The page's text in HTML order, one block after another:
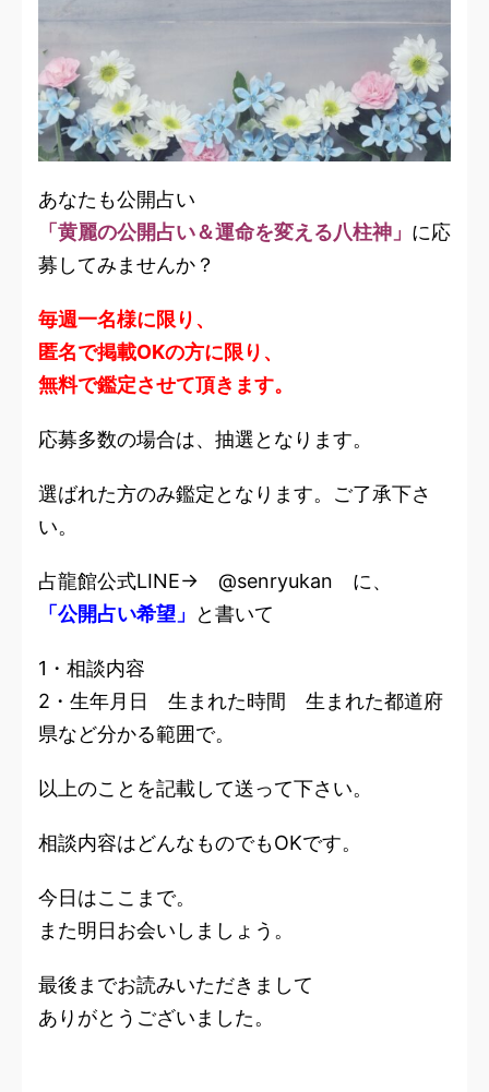
あなたも公開占い
「黄麗の公開占い＆運命を変える八柱神」 に応
募してみませんか？
毎週一名様に限り、
匿名で掲載OKの方に限り、
無料で鑑定させて頂きます。
応募多数の場合は、抽選となります。
選ばれた方のみ鑑定となります。ご了承下さ
い。
占龍館公式LINE→ @senryukan に、
「公開占い希望」
と書いて
1・相談内容
2・生年月日 生まれた時間 生まれた都道府
県など分かる範囲で。
以上のことを記載して送って下さい。
相談内容はどんなものでもOKです。
今日はここまで。
また明日お会いしましょう。
最後までお読みいただきまして
ありがとうございました。